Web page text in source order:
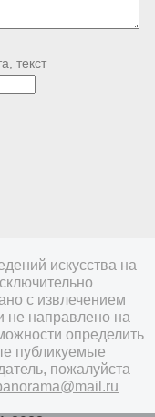
текст
искусства на
с извлечением
не направлено на
определить
публикуемые
пожалуйста